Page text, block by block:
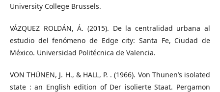
University College Brussels.
VÁZQUEZ ROLDÁN, Á. (2015). De la centralidad urbana al
estudio del fenómeno de Edge city: Santa Fe, Ciudad de
México. Universidad Politécnica de Valencia.
VON THÜNEN, J. H., & HALL, P. . (1966). Von Thunen’s isolated
state : an English edition of Der isolierte Staat. Pergamon